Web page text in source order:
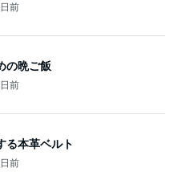
前
の晩ご飯
前
る本革ベルト
前